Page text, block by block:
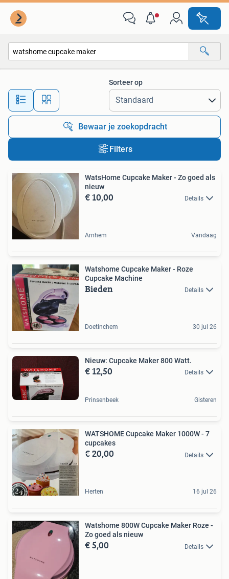
Alle afstanden…
Sorteer op
Bewaar je zoekopdracht
Filters
WatsHome Cupcake Maker - Zo goed als
nieuw
€ 10,00 Details
Arnhem Vandaag
Watshome Cupcake Maker - Roze
Cupcake Machine
Bieden Details
Doetinchem 30 jul 26
Nieuw: Cupcake Maker 800 Watt.
€ 12,50 Details
Prinsenbeek Gisteren
WATSHOME Cupcake Maker 1000W - 7
cupcakes
€ 20,00 Details
Herten 16 jul 26
Watshome 800W Cupcake Maker Roze -
Zo goed als nieuw
€ 5,00 Details